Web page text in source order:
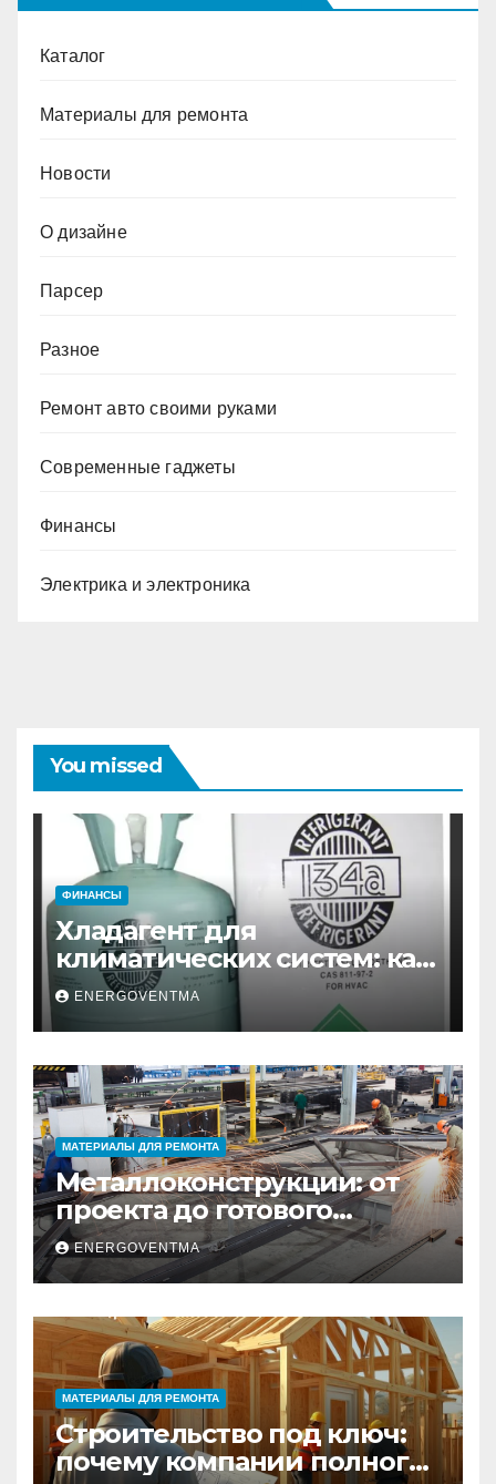
Каталог
Материалы для ремонта
Новости
О дизайне
Парсер
Разное
Ремонт авто своими руками
Современные гаджеты
Финансы
Электрика и электроника
You missed
ФИНАНСЫ
Хладагент для
климатических систем: как
выбрать и купить фреон в
Санкт-Петербурге
ENERGOVENTMA
МАТЕРИАЛЫ ДЛЯ РЕМОНТА
Металлоконструкции: от
проекта до готового
изделия – полный
практический гид
ENERGOVENTMA
МАТЕРИАЛЫ ДЛЯ РЕМОНТА
Строительство под ключ:
почему компании полного